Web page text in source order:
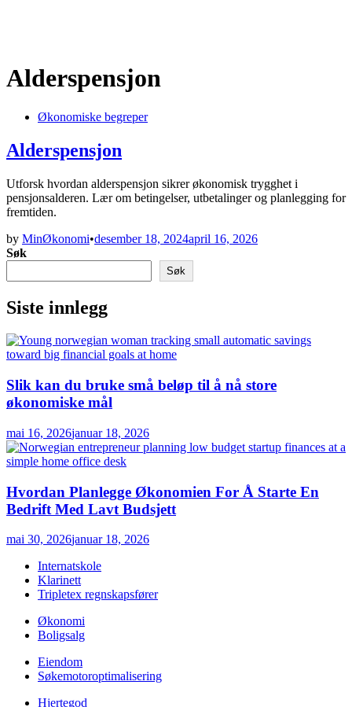
Alderspensjon
PostedØkonomiske begreper
Alderspensjon
Utforsk hvordan alderspensjon sikrer økonomisk trygghet i
pensjonsalderen. Lær om betingelser, utbetalinger og planlegging for
fremtiden.
by MinØkonomi•desember 18, 2024april 16, 2026
Søk
Søk
Siste innlegg
Slik kan du bruke små beløp til å nå store
økonomiske mål
mai 16, 2026januar 18, 2026
Hvordan Planlegge Økonomien For Å Starte En
Bedrift Med Lavt Budsjett
mai 30, 2026januar 18, 2026
Internatskole
Klarinett
Tripletex regnskapsfører
Økonomi
Boligsalg
Eiendom
Søkemotoroptimalisering
Hjertegod